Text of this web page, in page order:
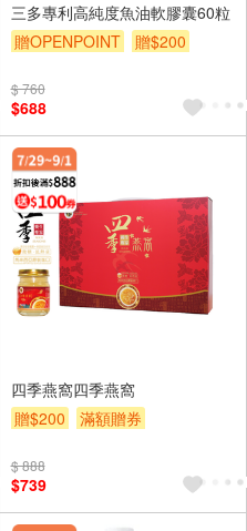
三多專利高純度魚油軟膠囊60粒
贈OPENPOINT
贈$200
$ 760
$688
四季燕窩四季燕窩
贈$200
滿額贈券
$ 888
$739